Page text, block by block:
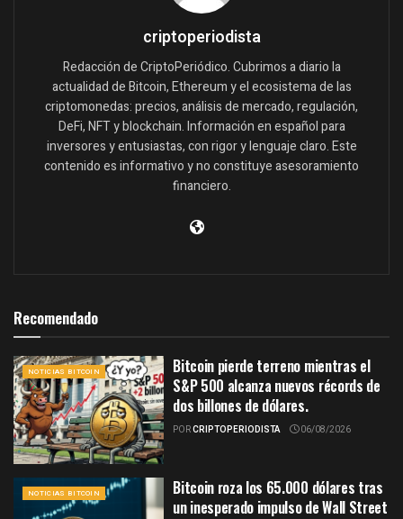
criptoperiodista
Redacción de CriptoPeriódico. Cubrimos a diario la
actualidad de Bitcoin, Ethereum y el ecosistema de las
criptomonedas: precios, análisis de mercado, regulación,
DeFi, NFT y blockchain. Información en español para
inversores y entusiastas, con rigor y lenguaje claro. Este
contenido es informativo y no constituye asesoramiento
financiero.
Recomendado
NOTICIAS BITCOIN
Bitcoin pierde terreno mientras el
S&P 500 alcanza nuevos récords de
dos billones de dólares.
PORCRIPTOPERIODISTA 06/08/2026
NOTICIAS BITCOIN
Bitcoin roza los 65.000 dólares tras
un inesperado impulso de Wall Street